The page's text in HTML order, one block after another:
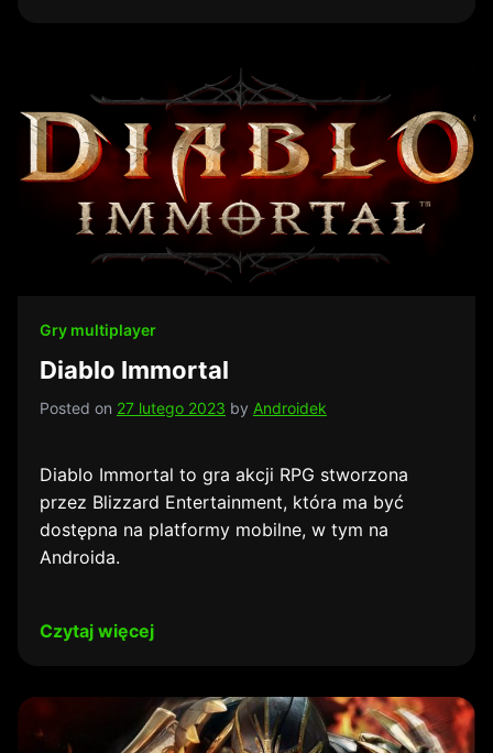
Gry multiplayer
Diablo Immortal
Posted on 27 lutego 2023 by Androidek
Diablo Immortal to gra akcji RPG stworzona
przez Blizzard Entertainment, która ma być
dostępna na platformy mobilne, w tym na
Androida.
Czytaj więcej